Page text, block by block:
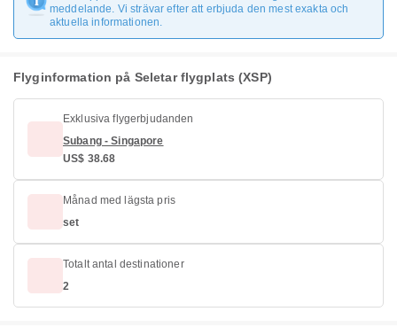
meddelande. Vi strävar efter att erbjuda den mest exakta och
aktuella informationen.
Flyginformation på Seletar flygplats (XSP)
Exklusiva flygerbjudanden
Subang - Singapore
US$ 38.68
Månad med lägsta pris
set
Totalt antal destinationer
2